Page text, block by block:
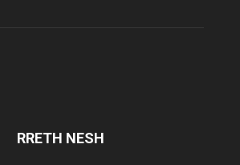
RRETH NESH